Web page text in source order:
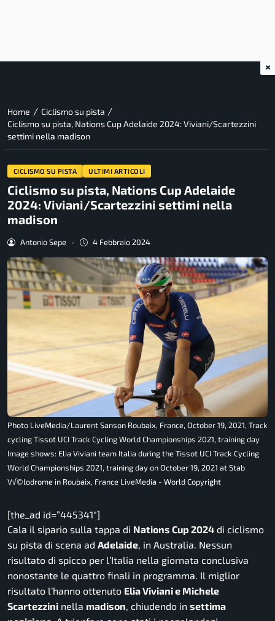
Home / Ciclismo su pista /
Ciclismo su pista, Nations Cup Adelaide 2024: Viviani/Scartezzini
settimi nella madison
CICLISMO SU PISTA ULTIMI ARTICOLI
Ciclismo su pista, Nations Cup Adelaide
2024: Viviani/Scartezzini settimi nella
madison
Antonio Sepe - 4 Febbraio 2024
Photo LiveMedia/Laurent Sanson Roubaix, France, October 19, 2021, Track
cycling Tissot UCI Track Cycling World Championships 2021, training day
Image shows: Elia Viviani team Italia during the Tissot UCI Track Cycling
World Championships 2021, training day on October 19, 2021 at Stab
V√©lodrome in Roubaix, France LiveMedia - World Copyright
[the_ad id=”445341″]
Cala il sipario sulla tappa di Nations Cup 2024 di ciclismo
su pista di scena ad Adelaide, in Australia. Nessun
risultato di spicco per l’Italia nella giornata conclusiva
nonostante le quattro finali in programma. Il miglior
risultato l’hanno ottenuto Elia Viviani e Michele
Scartezzini nella madison, chiudendo in settima
×